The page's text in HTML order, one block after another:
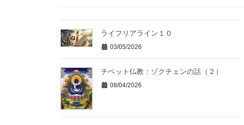
ライフリアライン１０
03/05/2026
チベット仏教：ゾクチェンの話（２）
08/04/2026